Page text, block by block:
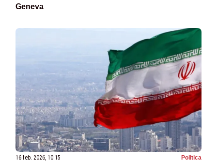
Geneva
16 feb. 2026, 10:15 Politica